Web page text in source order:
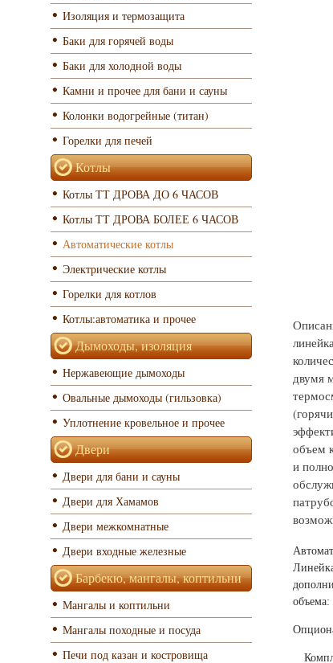
двумя
объем
и
объема:
Изоляция и термозащита
Баки для горячей воды
Баки для холодной воды
Камни и прочее для бани и сауны
Колонки водогрейные (титан)
Горелки для печей
Котлы
Котлы ТТ ДРОВА ДО 6 ЧАСОВ
Котлы ТТ ДРОВА БОЛЕЕ 6 ЧАСОВ
Автоматические котлы
Электрические котлы
Горелки для котлов
Котлы:автоматика и прочее
Дымоходы, изоляция
Нержавеющие дымоходы
Овальные дымоходы (гильзовка)
Уплотнение кровельное и прочее
Двери
Двери для бани и сауны
Двери для Хамамов
Двери межкомнатные
Двери входные железные
Барбекю, мангалы, коптильни
Мангалы и коптильни
Мангалы походные и посуда
Печи под казан и костровища